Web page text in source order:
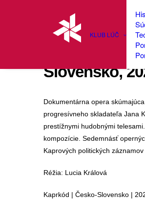
KLUB LÚČ
Klubové
Slovensko,
Dokumentárna opera
progresívneho skladateľa Jana
prestížnymi hudobnými
kompozície. Sedemnásť
Kaprových politických
Réžia: Lucia Králová
Kaprkód | Česko-Slovensko |